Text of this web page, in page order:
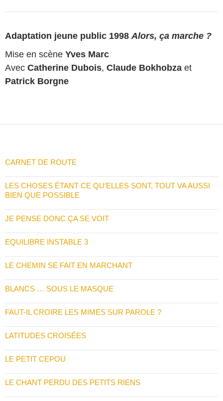
Adaptation jeune public 1998Alors, ça marche ?
Mise en scène Yves Marc
Avec Catherine Dubois, Claude Bokhobza et
Patrick Borgne
CARNET DE ROUTE
LES CHOSES ÉTANT CE QU’ELLES SONT, TOUT VA AUSSI
BIEN QUE POSSIBLE
JE PENSE DONC ÇA SE VOIT
EQUILIBRE INSTABLE 3
LE CHEMIN SE FAIT EN MARCHANT
BLANCS … SOUS LE MASQUE
FAUT-IL CROIRE LES MIMES SUR PAROLE ?
LATITUDES CROISÉES
LE PETIT CEPOU
LE CHANT PERDU DES PETITS RIENS